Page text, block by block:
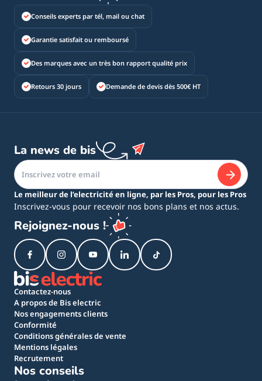
Conseils experts par tél, mail ou chat
Garantie satisfait ou remboursé
Des marques avec un très bon rapport qualité prix
Retours 30 jours Demande de devis dès 500€ HT
La news de bis
Le meilleur de l’electricité en ligne, par les Pros, pour les Pros
Inscrivez-vous pour recevoir nos bons plans et nos actus.
Rejoignez-nous !
Contactez-nous
A propos de Bis electric
Nos engagements clients
Conformité
Conditions générales de vente
Mentions légales
Recrutement
Nos conseils